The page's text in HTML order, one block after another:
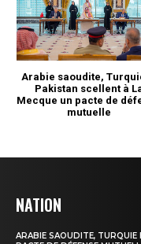
NATION
ARABIE SAOUDITE, TURQUIE